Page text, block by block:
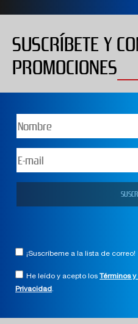
SUSCRÍBETE Y
PROMOCIONES
¡Suscríbeme a la lista de correo!
He leído y acepto los Términos
Privacidad.